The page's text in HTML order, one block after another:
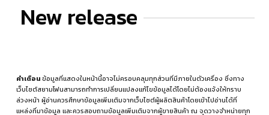
New release
คำเตือนข้อมูลที่แสดงในหน้านี้อาจไม่ครอบคลุมทุกส่วนที่มีภายในตัวเครื่อง ซึ่งทาง
เว็บไซต์สยามโฟนสามารถทำการเปลี่ยนแปลงแก้ไขข้อมูลได้โดยไม่ต้องแจ้งให้ทราบ
ล่วงหน้า ผู้อ่านควรศึกษาข้อมูลเพิ่มเติมจากเว็บไซต์ผู้ผลิตสินค้าโดยเข้าไปอ่านได้ที่
แหล่งที่มาข้อมูล และควรสอบถามข้อมูลเพิ่มเติมจากผู้ขายสินค้า ณ จุดวางจำหน่ายทุก